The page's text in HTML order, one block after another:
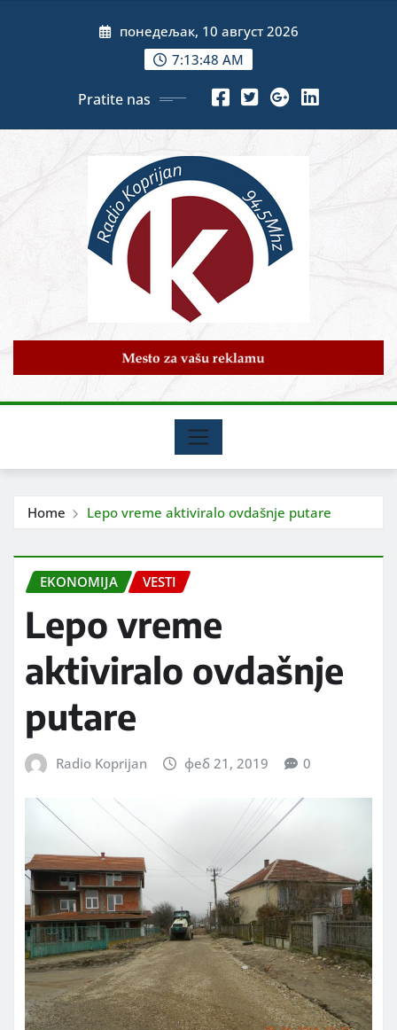
понедељак, 10 август 2026
7:13:50 AM
Pratite nas
Home Lepo vreme aktiviralo ovdašnje putare
EKONOMIJA VESTI
Lepo vreme
aktiviralo ovdašnje
putare
Radio Koprijan феб 21, 2019 0